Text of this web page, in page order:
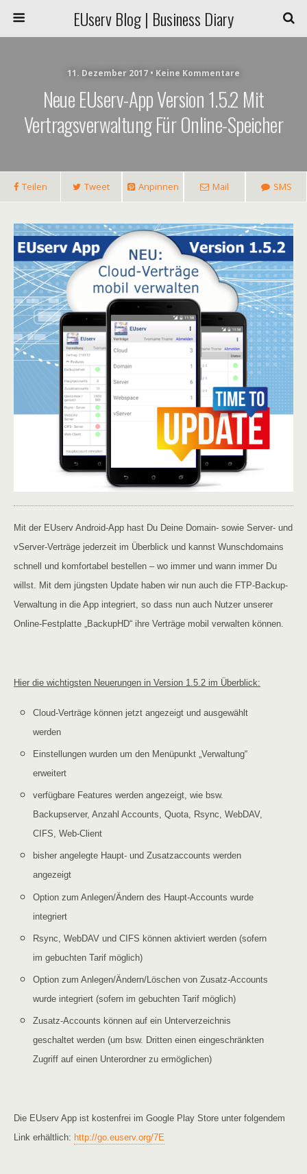
EUserv Blog | Business Diary
11. Dezember 2017 • Keine Kommentare
Neue EUserv-App Version 1.5.2 Mit
Vertragsverwaltung Für Online-Speicher
Teilen Tweet Anpinnen Mail SMS
Mit der EUserv Android-App hast Du Deine Domain- sowie Server- und
vServer-Verträge jederzeit im Überblick und kannst Wunschdomains
schnell und komfortabel bestellen – wo immer und wann immer Du
willst. Mit dem jüngsten Update haben wir nun auch die FTP-Backup-
Verwaltung in die App integriert, so dass nun auch Nutzer unserer
Online-Festplatte „BackupHD“ ihre Verträge mobil verwalten können.
Hier die wichtigsten Neuerungen in Version 1.5.2 im Überblick:
Cloud-Verträge können jetzt angezeigt und ausgewählt
werden
Einstellungen wurden um den Menüpunkt „Verwaltung“
erweitert
verfügbare Features werden angezeigt, wie bsw.
Backupserver, Anzahl Accounts, Quota, Rsync, WebDAV,
CIFS, Web-Client
bisher angelegte Haupt- und Zusatzaccounts werden
angezeigt
Option zum Anlegen/Ändern des Haupt-Accounts wurde
integriert
Rsync, WebDAV und CIFS können aktiviert werden (sofern
im gebuchten Tarif möglich)
Option zum Anlegen/Ändern/Löschen von Zusatz-Accounts
wurde integriert (sofern im gebuchten Tarif möglich)
Zusatz-Accounts können auf ein Unterverzeichnis
geschaltet werden (um bsw. Dritten einen eingeschränkten
Zugriff auf einen Unterordner zu ermöglichen)
Die EUserv App ist kostenfrei im Google Play Store unter folgendem
Link erhältlich: http://go.euserv.org/7E